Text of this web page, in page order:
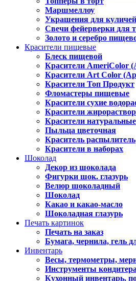
Маршмеллоу
Украшения для куличей
Свечи фейерверки для
Золото и серебро
Красители пищевые
Блеск пищевой
Красители AmeriColor
Красители Art Color
Красители Топ Продукт
Фломастеры пищевые
Красители сухие
Красители
Красители натуральные
Пыльца цветочная
Краситель распылитель
Красители в наборах
Шоколад
Декор из шоколада
Фигурки шок. глазурь
Велюр шоколадный
Шоколад
Какао и какао-масло
Шоколадная глазурь
Печать картинок
Печать на заказ
Бумага, чернила, гель
Инвентарь
Весы, термометры,
Инструменты кондитера
Кухонный инвентарь,